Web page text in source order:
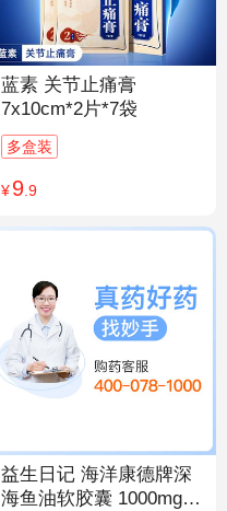
蓝素 关节止痛膏
7x10cm*2片*7袋
多盒装
¥9.9
益生日记 海洋康德牌深
海鱼油软胶囊 1000mg/